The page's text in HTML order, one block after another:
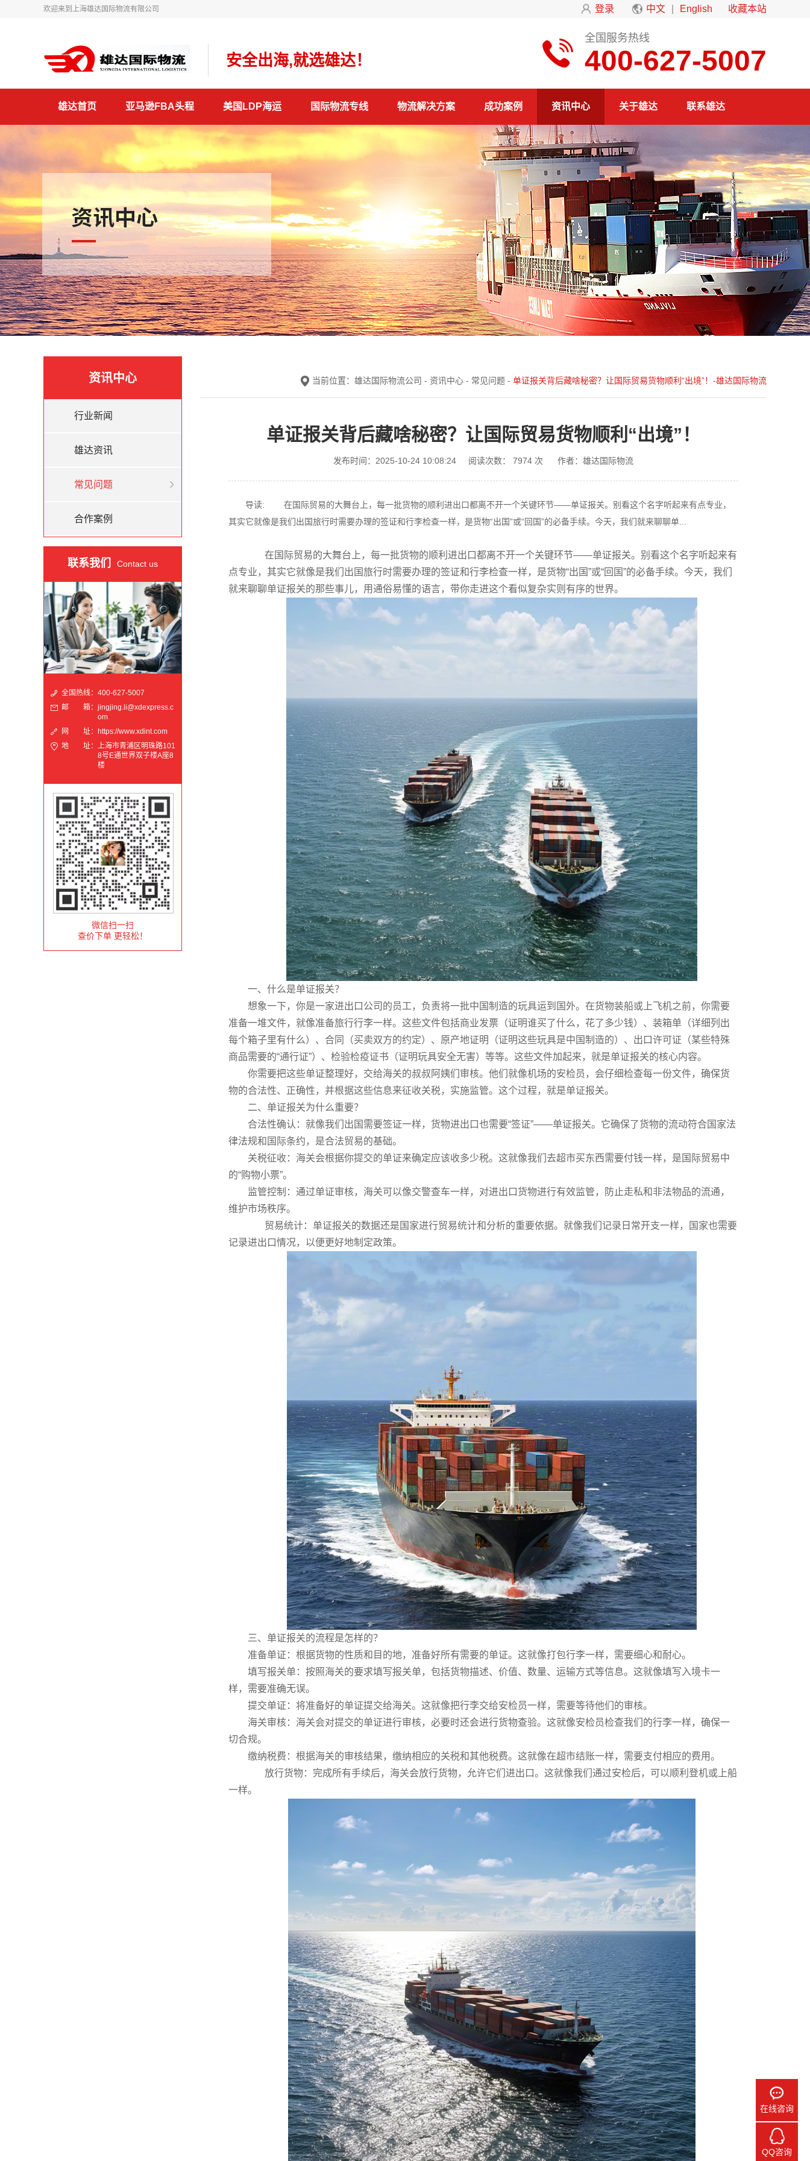
欢迎来到上海雄达国际物流有限公司 登录 中文 English 收藏本站
安全出海,就选雄达！
全国服务热线
400-627-5007
雄达首页 亚马逊FBA头程 美国LDP海运 国际物流专线 物流解决方案 成功案例 资讯中心 关于雄达 联系雄达
资讯中心
行业新闻
雄达资讯
常见问题
合作案例
联系我们 Contact us
全国热线： 400-627-5007
邮 箱： jingjing.li@xdexpress.c
om
网 址： https://www.xdint.com
地 址： 上海市青浦区明珠路101
8号E通世界双子楼A座8
楼
微信扫一扫
查价下单 更轻松！
当前位置： 雄达国际物流公司 - 资讯中心 - 常见问题 - 单证报关背后藏啥秘密？让国际贸易货物顺利“出境”！-雄达国际物流
单证报关背后藏啥秘密？让国际贸易货物顺利“出境”！
发布时间：2025-10-24 10:08:24 阅读次数： 7974 次 作者：雄达国际物流
导读: 在国际贸易的大舞台上，每一批货物的顺利进出口都离不开一个关键环节——单证报关。别看这个名字听起来有点专业，
其实它就像是我们出国旅行时需要办理的签证和行李检查一样，是货物“出国”或“回国”的必备手续。今天，我们就来聊聊单...
在国际贸易的大舞台上，每一批货物的顺利进出口都离不开一个关键环节——单证报关。别看这个名字听起来有
点专业，其实它就像是我们出国旅行时需要办理的签证和行李检查一样，是货物“出国”或“回国”的必备手续。今天，我们
就来聊聊单证报关的那些事儿，用通俗易懂的语言，带你走进这个看似复杂实则有序的世界。
一、什么是单证报关？
想象一下，你是一家进出口公司的员工，负责将一批中国制造的玩具运到国外。在货物装船或上飞机之前，你需要
准备一堆文件，就像准备旅行行李一样。这些文件包括商业发票（证明谁买了什么，花了多少钱）、装箱单（详细列出
每个箱子里有什么）、合同（买卖双方的约定）、原产地证明（证明这些玩具是中国制造的）、出口许可证（某些特殊
商品需要的“通行证”）、检验检疫证书（证明玩具安全无害）等等。这些文件加起来，就是单证报关的核心内容。
你需要把这些单证整理好，交给海关的叔叔阿姨们审核。他们就像机场的安检员，会仔细检查每一份文件，确保货
物的合法性、正确性，并根据这些信息来征收关税，实施监管。这个过程，就是单证报关。
二、单证报关为什么重要？
合法性确认：就像我们出国需要签证一样，货物进出口也需要“签证”——单证报关。它确保了货物的流动符合国家法
律法规和国际条约，是合法贸易的基础。
关税征收：海关会根据你提交的单证来确定应该收多少税。这就像我们去超市买东西需要付钱一样，是国际贸易中
的“购物小票”。
监管控制：通过单证审核，海关可以像交警查车一样，对进出口货物进行有效监管，防止走私和非法物品的流通，
维护市场秩序。
贸易统计：单证报关的数据还是国家进行贸易统计和分析的重要依据。就像我们记录日常开支一样，国家也需要
记录进出口情况，以便更好地制定政策。
三、单证报关的流程是怎样的？
准备单证：根据货物的性质和目的地，准备好所有需要的单证。这就像打包行李一样，需要细心和耐心。
填写报关单：按照海关的要求填写报关单，包括货物描述、价值、数量、运输方式等信息。这就像填写入境卡一
样，需要准确无误。
提交单证：将准备好的单证提交给海关。这就像把行李交给安检员一样，需要等待他们的审核。
海关审核：海关会对提交的单证进行审核，必要时还会进行货物查验。这就像安检员检查我们的行李一样，确保一
切合规。
缴纳税费：根据海关的审核结果，缴纳相应的关税和其他税费。这就像在超市结账一样，需要支付相应的费用。
放行货物：完成所有手续后，海关会放行货物，允许它们进出口。这就像我们通过安检后，可以顺利登机或上船
一样。
在线咨询
QQ咨询